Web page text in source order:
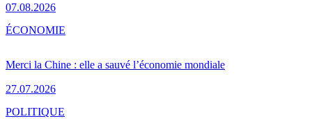
07.08.2026
Merci la Chine : elle a sauvé l’économie mondiale
27.07.2026
ÉCONOMIE
POLITIQUE